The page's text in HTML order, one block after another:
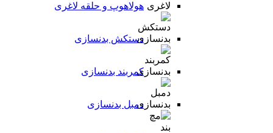
هولاهوپ و حلقه لاغری
دستکش بدنسازی
کمربند بدنسازی
دمبل بدنسازی